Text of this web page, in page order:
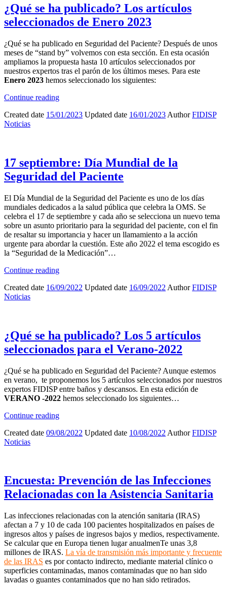
¿Qué se ha publicado? Los artículos
seleccionados de Enero 2023
¿Qué se ha publicado en Seguridad del Paciente? Después de unos
meses de “stand by” volvemos con esta sección. En esta ocasión
ampliamos la propuesta hasta 10 artículos seleccionados por
nuestros expertos tras el parón de los últimos meses. Para este
Enero 2023 hemos seleccionado los siguientes:
Continue reading
Created date 15/01/2023 Updated date 16/01/2023 AuthorFIDISP
Noticias
17 septiembre: Día Mundial de la
Seguridad del Paciente
El Día Mundial de la Seguridad del Paciente es uno de los días
mundiales dedicados a la salud pública que celebra la OMS. Se
celebra el 17 de septiembre y cada año se selecciona un nuevo tema
sobre un asunto prioritario para la seguridad del paciente, con el fin
de resaltar su importancia y hacer un llamamiento a la acción
urgente para abordar la cuestión. Este año 2022 el tema escogido es
la “Seguridad de la Medicación”…
Continue reading
Created date 16/09/2022 Updated date 16/09/2022 AuthorFIDISP
Noticias
¿Qué se ha publicado? Los 5 artículos
seleccionados para el Verano-2022
¿Qué se ha publicado en Seguridad del Paciente? Aunque estemos
en verano, te proponemos los 5 artículos seleccionados por nuestros
expertos FIDISP entre baños y descansos. En esta edición de
VERANO -2022 hemos seleccionado los siguientes…
Continue reading
Created date 09/08/2022 Updated date 10/08/2022 AuthorFIDISP
Noticias
Encuesta: Prevención de las Infecciones
Relacionadas con la Asistencia Sanitaria
Las infecciones relacionadas con la atención sanitaria (IRAS)
afectan a 7 y 10 de cada 100 pacientes hospitalizados en países de
ingresos altos y países de ingresos bajos y medios, respectivamente.
Se calcular que en Europa tienen lugar anualmenTe unas 3,8
millones de IRAS. La vía de transmisión más importante y frecuente
de las IRAS es por contacto indirecto, mediante material clínico o
superficies contaminadas, manos contaminadas que no han sido
lavadas o guantes contaminados que no han sido retirados.